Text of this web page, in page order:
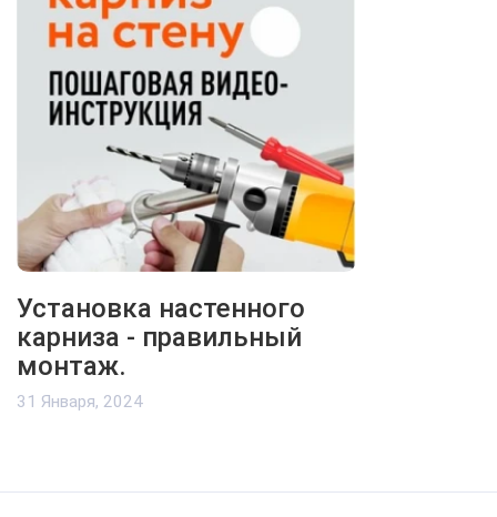
Установка настенного
карниза - правильный
монтаж.
31 Января, 2024